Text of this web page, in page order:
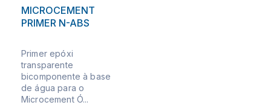
MICROCEMENT
PRIMER N-ABS
Primer epóxi
transparente
bicomponente à base
de água para o
Microcement Ó...